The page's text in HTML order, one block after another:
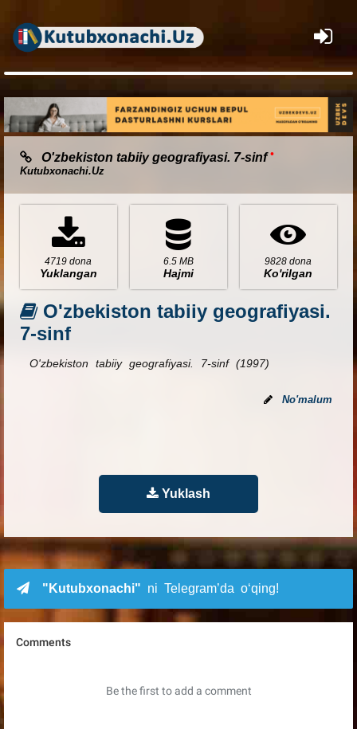
×
O'zbekiston tabiiy geografiyasi. 7-sinf•
Kutubxonachi.Uz
4719 dona
Yuklangan
6.5 MB
Hajmi
9828 dona
Ko'rilgan
O'zbekiston tabiiy geografiyasi.
7-sinf
O'zbekiston tabiiy geografiyasi. 7-sinf (1997)
No'malum
Yuklash
"Kutubxonachi" ni Telegram’da o‘qing!